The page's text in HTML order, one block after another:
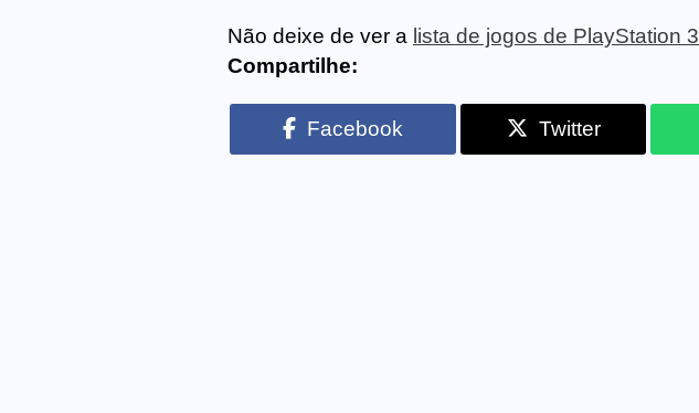
Não deixe de ver a lista de jogos de PlayStation 3
Compartilhe:
Facebook Twitter